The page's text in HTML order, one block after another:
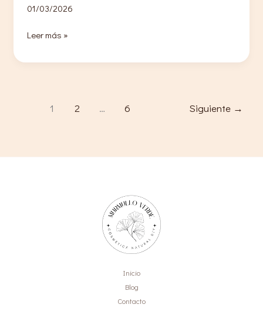
01/03/2026
Cómo
tu
micelar
Leer más »
1 2 … 6 Siguiente →
Inicio
Blog
Contacto